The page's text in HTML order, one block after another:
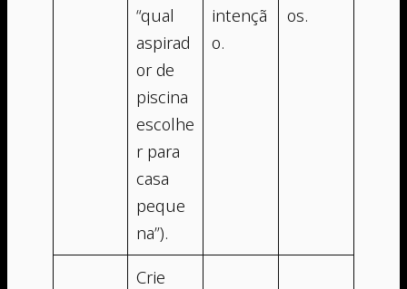
“qual
aspirad
or de
piscina
escolhe
r para
casa
peque
na”).
intençã
o.
os.
Crie